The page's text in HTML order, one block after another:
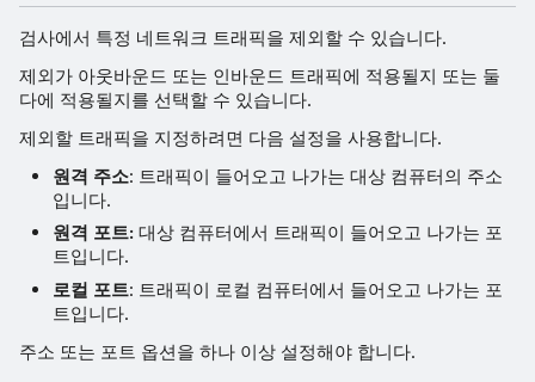
中文（繁體）
검사에서 특정 네트워크 트래픽을 제외할 수 있습니다.
제외가 아웃바운드 또는 인바운드 트래픽에 적용될지 또는 둘
다에 적용될지를 선택할 수 있습니다.
제외할 트래픽을 지정하려면 다음 설정을 사용합니다.
원격 주소: 트래픽이 들어오고 나가는 대상 컴퓨터의 주소
입니다.
원격 포트: 대상 컴퓨터에서 트래픽이 들어오고 나가는 포
트입니다.
로컬 포트: 트래픽이 로컬 컴퓨터에서 들어오고 나가는 포
트입니다.
주소 또는 포트 옵션을 하나 이상 설정해야 합니다.